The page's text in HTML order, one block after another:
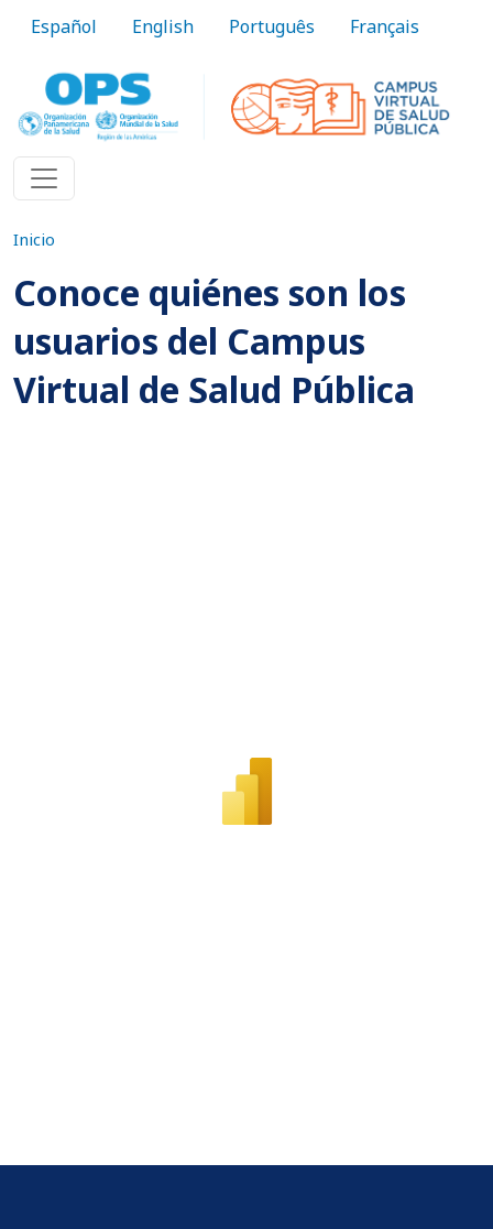
Español English Português Français
Inicio
Conoce quiénes son los
usuarios del Campus
Virtual de Salud Pública